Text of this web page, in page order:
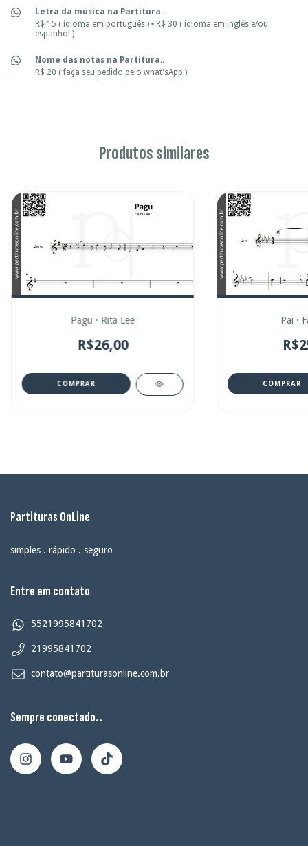
Letra da música na Partitura..
R$ 15 ( idioma em português ) ▪ R$ 30 ( idioma em inglês e/ou
espanhol )
Nome das notas na Partitura..
R$ 20 ( faça seu pedido pelo what'sApp )
Produtos similares
Pagu · Rita Lee
R$26,00
COMPRAR
Pai ·
COMPRAR
Partituras OnLine
simples . rápido . seguro
Entre em contato
5521995841702
21995841702
contato@partiturasonline.com.br
Sempre conectado..